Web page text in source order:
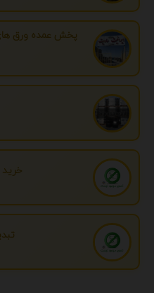
پخش عمده ورق
خرید